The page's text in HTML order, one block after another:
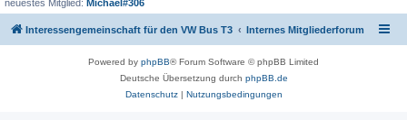
neuestes Mitglied: Michael#306
Interessengemeinschaft für den VW Bus T3 Internes Mitgliederforum
Powered by phpBB® Forum Software © phpBB Limited
Deutsche Übersetzung durch phpBB.de
Datenschutz| Nutzungsbedingungen